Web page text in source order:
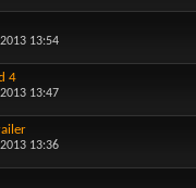
13:54
4
13:47
13:36